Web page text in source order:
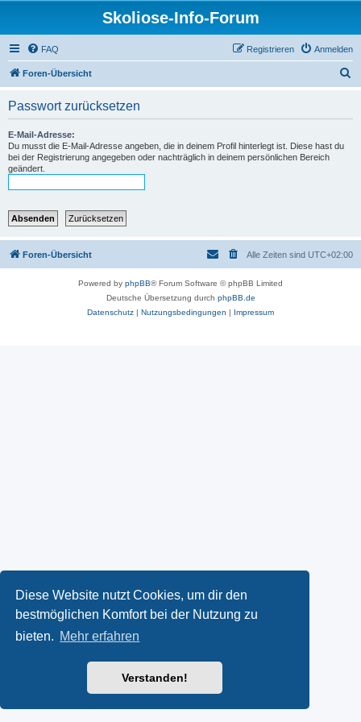
Diese Website nutzt Cookies, um dir den
bestmöglichen Komfort bei der Nutzung zu
bieten. Mehr erfahren
Verstanden!
Skoliose-Info-Forum
FAQ Anmelden
Registrieren
Foren-Übersicht
Passwort zurücksetzen
E-Mail-Adresse:
Du musst die E-Mail-Adresse angeben, die in deinem Profil hinterlegt ist. Diese hast du
bei der Registrierung angegeben oder nachträglich in deinem persönlichen Bereich
geändert.
Foren-Übersicht Alle Zeiten sind UTC+02:00
Powered by phpBB® Forum Software © phpBB Limited
Deutsche Übersetzung durch phpBB.de
Datenschutz | Nutzungsbedingungen | Impressum